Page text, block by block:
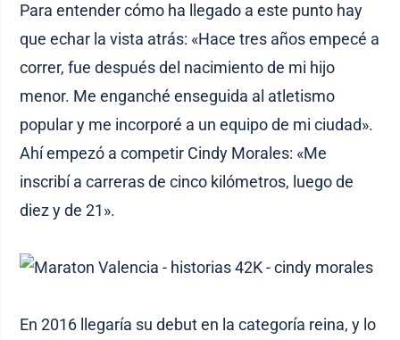
Para entender cómo ha llegado a este punto hay
que echar la vista atrás: «Hace tres años empecé a
correr, fue después del nacimiento de mi hijo
menor. Me enganché enseguida al atletismo
popular y me incorporé a un equipo de mi ciudad».
Ahí empezó a competir Cindy Morales: «Me
inscribí a carreras de cinco kilómetros, luego de
diez y de 21».
En 2016 llegaría su debut en la categoría reina, y lo